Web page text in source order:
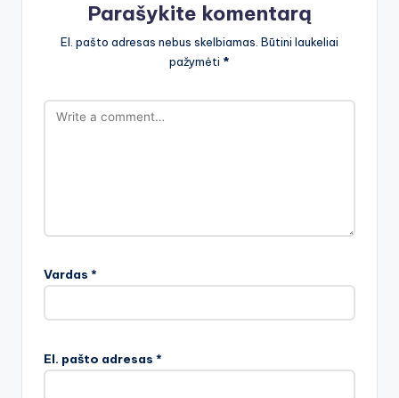
Parašykite komentarą
El. pašto adresas nebus skelbiamas. Būtini laukeliai
pažymėti *
Vardas *
El. pašto adresas *